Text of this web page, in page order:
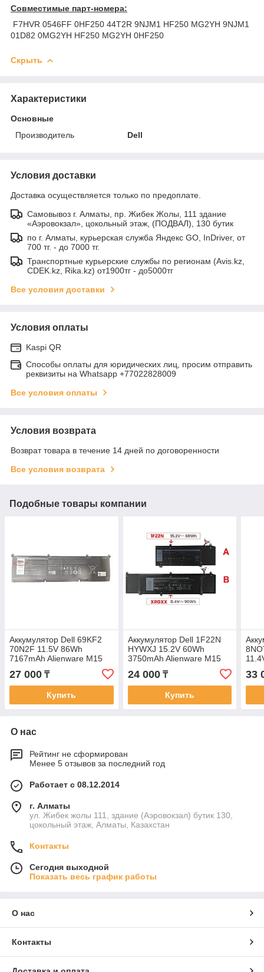
Совместимые парт-номера:
F7HVR 0546FF 0HF250 44T2R 9NJM1 HF250 MG2YH 9NJM1
01D82 0MG2YH HF250 MG2YH 0HF250
Скрыть
Характеристики
Основные
Производитель
Dell
Условия доставки
Доставка осуществляется только по предоплате.
Самовывоз г. Алматы, пр. Жибек Жолы, 111 здание
«Аэровокзал», цокольный этаж, (ПОДВАЛ), 130 бутик
по г. Алматы, курьерская служба Яндекс GO, InDriver, от
700 тг. - до 7000 тг.
Транспортные курьерские службы по регионам (Avis.kz,
CDEK.kz, Rika.kz) от1900тг - до5000тг
Все условия доставки
Условия оплаты
Kaspi QR
Способы оплаты для юридических лиц, просим отправить
реквизиты на Whatsapp +77022828009
Все условия оплаты
Условия возврата
Возврат товара в течение 14 дней по договоренности
Все условия возврата
Подобные товары компании
Аккумулятор Dell 69KF2
70N2F 11.5V 86Wh
7167mAh Alienware M15
R7 G15 5510 батарея
аккумулятор original
27 000 ₸
Купить
Аккумулятор Dell 1F22N
HYWXJ 15.2V 60Wh
3750mAh Alienware M15
M17 G5 5590 G7 15 7590
G7 7790 батарея
24 000₸
Купить
33
О нас
Рейтинг не сформирован
Менее 5 отзывов за последний год
Работает с 08.12.2014
г. Алматы
ул. Жибек жолы 111, здание (Аэровокзал) бутик 130,
цокольный этаж, Алматы, Казахстан
Контакты
Сегодня выходной
Показать весь график работы
О нас
Контакты